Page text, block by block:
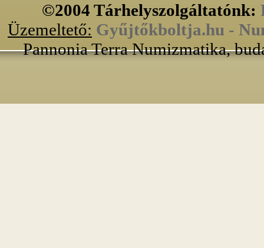
©2004 Tárhelyszolgáltatónk:
Üzemeltető: Gyűjtőkboltja.hu -
Pannonia Terra Numizmatika,